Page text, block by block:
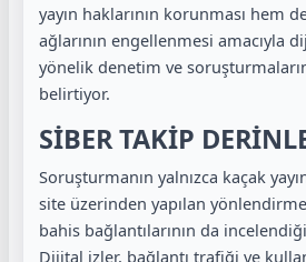
yayın haklarının korunması hem
ağlarının engellenmesi amacıyla
yönelik denetim ve
belirtiyor.
SİBER TAKİP
Soruşturmanın yalnızca kaçak
site üzerinden yapılan
bahis bağlantılarının da
Dijital izler, bağlantı trafiği ve